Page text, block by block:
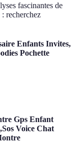
fascinantes de
: recherchez
Enfants Invites,
Pochette
Gps Enfant
Voice Chat